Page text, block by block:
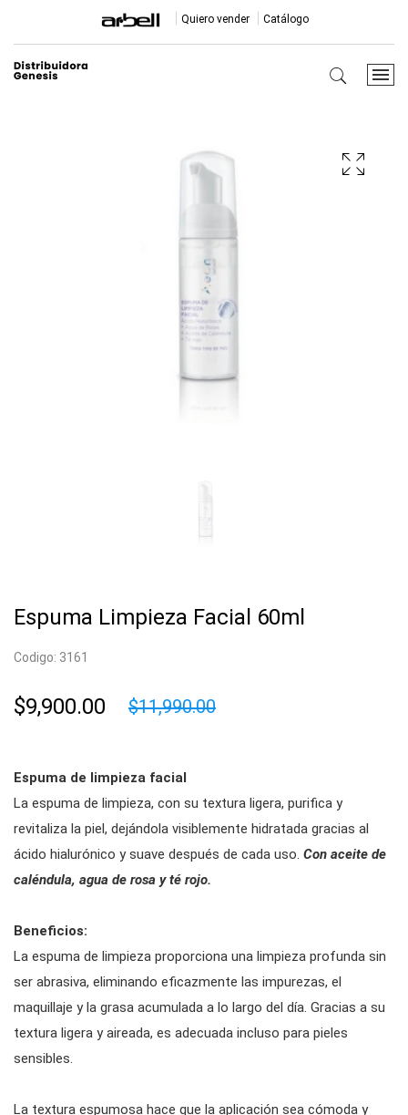
Quiero vender Catálogo
Espuma Limpieza Facial 60ml
Codigo: 3161
$9,900.00 $11,990.00
Espuma de limpieza facial
La espuma de limpieza, con su textura ligera, purifica y
revitaliza la piel, dejándola visiblemente hidratada gracias al
ácido hialurónico y suave después de cada uso. Con aceite de
caléndula, agua de rosa y té rojo.
Beneficios:
La espuma de limpieza proporciona una limpieza profunda sin
ser abrasiva, eliminando eficazmente las impurezas, el
maquillaje y la grasa acumulada a lo largo del día. Gracias a su
textura ligera y aireada, es adecuada incluso para pieles
sensibles.
La textura espumosa hace que la aplicación sea cómoda y